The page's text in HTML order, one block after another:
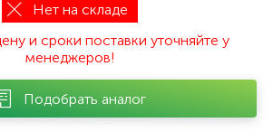
Нет на складе
и сроки поставки уточняйте у
менеджеров!
Подобрать аналог